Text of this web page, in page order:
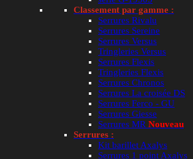
Classement par gamme :
Serrures Rivalu
Serrures Sereine
Serrures Versus
Tringleries Versus
Serrures Flexis
Tringleries Flexis
Serrures Chronos
Serrures La croisée DS
Serrures Ferco - GU
Serrures Giesse
Serrures MR Nouveau
Serrures :
Kit barillet Axalys
Serrures 1 point Axalys